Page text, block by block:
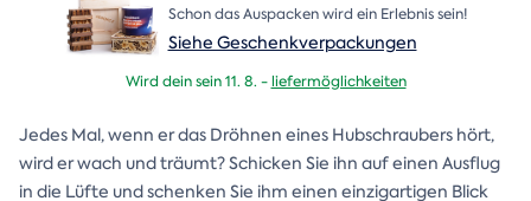
Schon das Auspacken wird ein Erlebnis sein!
Siehe Geschenkverpackungen
Wird dein sein 11. 8. -liefermöglichkeiten
Jedes Mal, wenn er das Dröhnen eines Hubschraubers hört,
wird er wach und träumt? Schicken Sie ihn auf einen Ausflug
in die Lüfte und schenken Sie ihm einen einzigartigen Blick